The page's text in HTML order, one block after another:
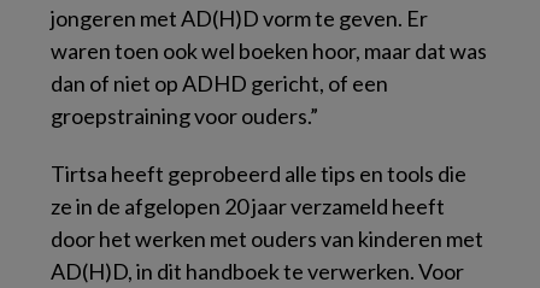
jongeren met AD(H)D vorm te geven. Er
waren toen ook wel boeken hoor, maar dat was
dan of niet op ADHD gericht, of een
groepstraining voor ouders.”
Tirtsa heeft geprobeerd alle tips en tools die
ze in de afgelopen 20 jaar verzameld heeft
door het werken met ouders van kinderen met
AD(H)D, in dit handboek te verwerken. Voor